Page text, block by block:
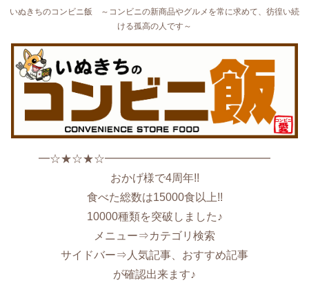
いぬきちのコンビニ飯 ～コンビニの新商品やグルメを常に求めて、彷徨い続
ける孤高の人です～
━☆★☆★☆━━━━━━━━━━━━━━━
おかげ様で4周年!!
食べた総数は15000食以上!!
10000種類を突破しました♪
メニュー⇒カテゴリ検索
サイドバー⇒人気記事、おすすめ記事
が確認出来ます♪